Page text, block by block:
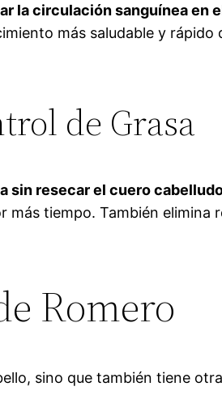
la circulación sanguínea en
más saludable y
de Grasa
sin resecar el cuero
tiempo. También elimina
Romero
sino que también tiene